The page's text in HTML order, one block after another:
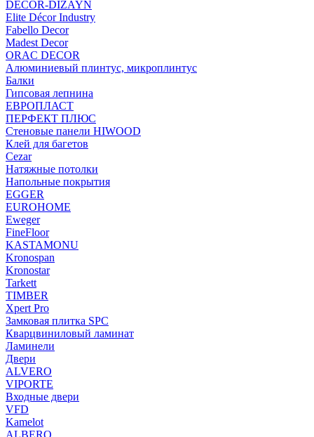
DECOR-DIZAYN
Elite Décor Industry
Fabello Decor
Madest Decor
ORAC DECOR
Алюминиевый плинтус, микроплинтус
Балки
Гипсовая лепнина
ЕВРОПЛАСТ
ПЕРФЕКТ ПЛЮС
Стеновые панели HIWOOD
Клей для багетов
Cezar
Натяжные потолки
Напольные покрытия
EGGER
EUROHOME
Eweger
FineFloor
KASTAMONU
Kronospan
Kronostar
Tarkett
TIMBER
Xpert Pro
Замковая плитка SPC
Кварцвиниловый ламинат
Ламинели
Двери
ALVERO
VIPORTE
Входные двери
VFD
Kamelot
ALBERO